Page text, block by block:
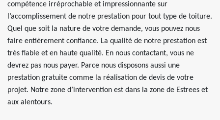
compétence irréprochable et impressionnante sur
l’accomplissement de notre prestation pour tout type de toiture.
Quel que soit la nature de votre demande, vous pouvez nous
faire entièrement confiance. La qualité de notre prestation est
très fiable et en haute qualité. En nous contactant, vous ne
devrez pas nous payer. Parce nous disposons aussi une
prestation gratuite comme la réalisation de devis de votre
projet. Notre zone d’intervention est dans la zone de Estrees et
aux alentours.